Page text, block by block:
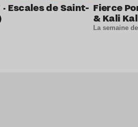
· Escales de Saint- Fierce
& Kali
La semaine